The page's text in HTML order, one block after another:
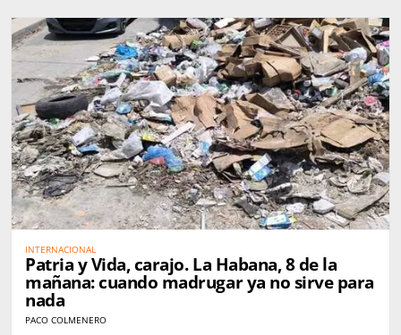
INTERNACIONAL
Patria y Vida, carajo. La Habana, 8 de la
mañana: cuando madrugar ya no sirve para
nada
PACO COLMENERO